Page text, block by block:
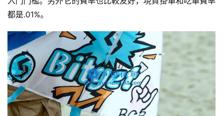
都是.01%。